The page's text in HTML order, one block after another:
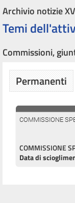
Archivio notizie
Temi
Commissioni,
Permanenti
COMMISSIONE
COMMISSIONE
Data di